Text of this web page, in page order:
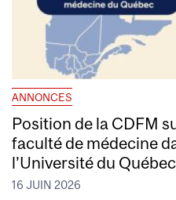
ANNONCES
Position de la CDFM
faculté de médecine
l’Université du Québec
16 JUIN 2026